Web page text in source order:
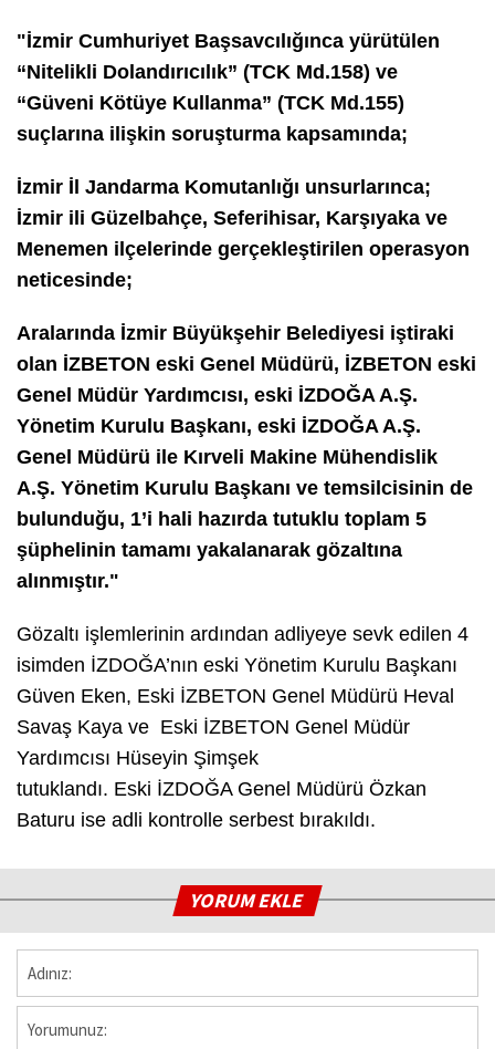
"İzmir Cumhuriyet Başsavcılığınca yürütülen
“Nitelikli Dolandırıcılık” (TCK Md.158) ve
“Güveni Kötüye Kullanma” (TCK Md.155)
suçlarına ilişkin soruşturma kapsamında;
İzmir İl Jandarma Komutanlığı unsurlarınca;
İzmir ili Güzelbahçe, Seferihisar, Karşıyaka ve
Menemen ilçelerinde gerçekleştirilen operasyon
neticesinde;
Aralarında İzmir Büyükşehir Belediyesi iştiraki
olan İZBETON eski Genel Müdürü, İZBETON eski
Genel Müdür Yardımcısı, eski İZDOĞA A.Ş.
Yönetim Kurulu Başkanı, eski İZDOĞA A.Ş.
Genel Müdürü ile Kırveli Makine Mühendislik
A.Ş. Yönetim Kurulu Başkanı ve temsilcisinin de
bulunduğu, 1’i hali hazırda tutuklu toplam 5
şüphelinin tamamı yakalanarak gözaltına
alınmıştır."
Gözaltı işlemlerinin ardından adliyeye sevk edilen 4
isimden İZDOĞA’nın eski Yönetim Kurulu Başkanı
Güven Eken, Eski İZBETON Genel Müdürü Heval
Savaş Kaya ve Eski İZBETON Genel Müdür
Yardımcısı Hüseyin Şimşek
tutuklandı. Eski İZDOĞA Genel Müdürü Özkan
Baturu ise adli kontrolle serbest bırakıldı.
YORUM EKLE